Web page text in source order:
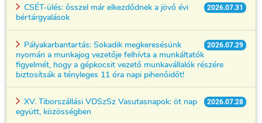
2026.07.31
CSÉT-ülés: ősszel már elkezdődnek a jövő évi
bértárgyalások
2026.07.29
Pályakarbantartás: Sokadik megkeresésünk
nyomán a munkajog vezetője felhívta a munkáltatók
figyelmét, hogy a gépkocsit vezető munkavállalók részére
biztosítsák a tényleges 11 óra napi pihenőidőt!
2026.07.28
XV. Tiborszállási VDSzSz Vasutasnapok: öt nap
együtt, közösségben